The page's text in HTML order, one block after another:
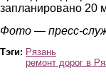
запланировано 20
Фото — пресс-
Тэги: Рязань
ремонт дорог в